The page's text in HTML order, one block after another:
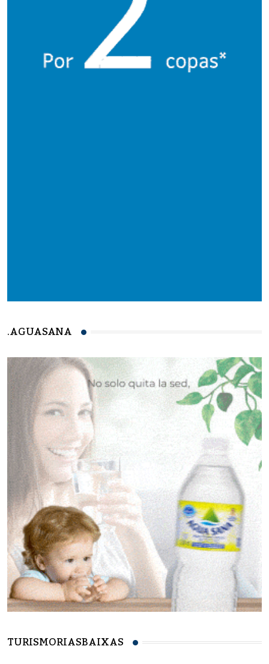
.AGUASANA
TURISMORIASBAIXAS